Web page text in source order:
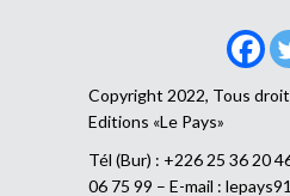
Copyright 2022, Tous
Editions «Le Pays»
Tél (Bur) : +226 25 36 20
06 75 99 – E-mail :